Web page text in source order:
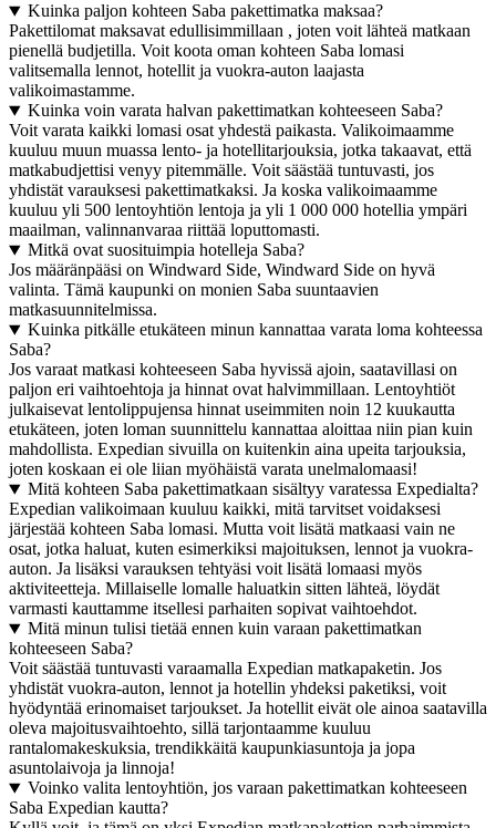
Kuinka paljon kohteen Saba pakettimatka maksaa?
Pakettilomat maksavat edullisimmillaan , joten voit lähteä matkaan
pienellä budjetilla. Voit koota oman kohteen Saba lomasi
valitsemalla lennot, hotellit ja vuokra-auton laajasta
valikoimastamme.
Kuinka voin varata halvan pakettimatkan kohteeseen Saba?
Voit varata kaikki lomasi osat yhdestä paikasta. Valikoimaamme
kuuluu muun muassa lento- ja hotellitarjouksia, jotka takaavat, että
matkabudjettisi venyy pitemmälle. Voit säästää tuntuvasti, jos
yhdistät varauksesi pakettimatkaksi. Ja koska valikoimaamme
kuuluu yli 500 lentoyhtiön lentoja ja yli 1 000 000 hotellia ympäri
maailman, valinnanvaraa riittää loputtomasti.
Mitkä ovat suosituimpia hotelleja Saba?
Jos määränpääsi on Windward Side, Windward Side on hyvä
valinta. Tämä kaupunki on monien Saba suuntaavien
matkasuunnitelmissa.
Kuinka pitkälle etukäteen minun kannattaa varata loma kohteessa
Saba?
Jos varaat matkasi kohteeseen Saba hyvissä ajoin, saatavillasi on
paljon eri vaihtoehtoja ja hinnat ovat halvimmillaan. Lentoyhtiöt
julkaisevat lentolippujensa hinnat useimmiten noin 12 kuukautta
etukäteen, joten loman suunnittelu kannattaa aloittaa niin pian kuin
mahdollista. Expedian sivuilla on kuitenkin aina upeita tarjouksia,
joten koskaan ei ole liian myöhäistä varata unelmalomaasi!
Mitä kohteen Saba pakettimatkaan sisältyy varatessa Expedialta?
Expedian valikoimaan kuuluu kaikki, mitä tarvitset voidaksesi
järjestää kohteen Saba lomasi. Mutta voit lisätä matkaasi vain ne
osat, jotka haluat, kuten esimerkiksi majoituksen, lennot ja vuokra-
auton. Ja lisäksi varauksen tehtyäsi voit lisätä lomaasi myös
aktiviteetteja. Millaiselle lomalle haluatkin sitten lähteä, löydät
varmasti kauttamme itsellesi parhaiten sopivat vaihtoehdot.
Mitä minun tulisi tietää ennen kuin varaan pakettimatkan
kohteeseen Saba?
Voit säästää tuntuvasti varaamalla Expedian matkapaketin. Jos
yhdistät vuokra-auton, lennot ja hotellin yhdeksi paketiksi, voit
hyödyntää erinomaiset tarjoukset. Ja hotellit eivät ole ainoa saatavilla
oleva majoitusvaihtoehto, sillä tarjontaamme kuuluu
rantalomakeskuksia, trendikkäitä kaupunkiasuntoja ja jopa
asuntolaivoja ja linnoja!
Voinko valita lentoyhtiön, jos varaan pakettimatkan kohteeseen
Saba Expedian kautta?